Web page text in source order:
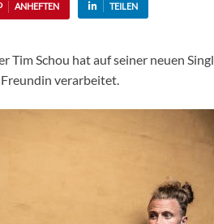
ANHEFTEN TEILEN
Tim Schou hat auf seiner neuen
verarbeitet.